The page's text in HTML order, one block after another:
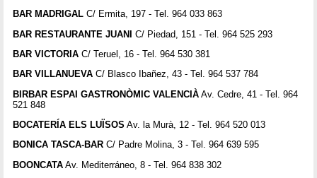
BAR MADRIGAL C/ Ermita, 197 - Tel. 964 033 863
BAR RESTAURANTE JUANI C/ Piedad, 151 - Tel. 964 525 293
BAR VICTORIA C/ Teruel, 16 - Tel. 964 530 381
BAR VILLANUEVA C/ Blasco Ibañez, 43 - Tel. 964 537 784
BIRBAR ESPAI GASTRONÒMIC VALENCIÀ Av. Cedre, 41 - Tel. 964
521 848
BOCATERÍA ELS LUÏSOS Av. la Murà, 12 - Tel. 964 520 013
BONICA TASCA-BAR C/ Padre Molina, 3 - Tel. 964 639 595
BOONCATA Av. Mediterráneo, 8 - Tel. 964 838 302